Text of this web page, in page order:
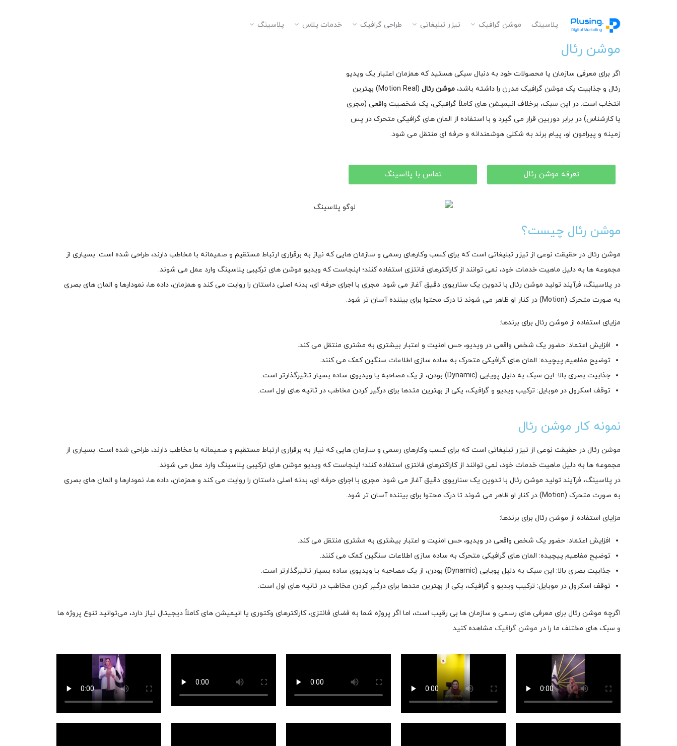
پلاسینگ موشن گرافیک تیزر تبلیغاتی طراحی گرافیک خدمات پلاس پلاسینگ
موشن رئال
اگر برای معرفی سازمان یا محصولات خود به دنبال سبکی هستید که همزمان اعتبار یک ویدیو
رئال و جذابیت یک موشن گرافیک مدرن را داشته باشد، موشن رئال
(Motion Real) بهترین
انتخاب است. در این سبک، برخلاف انیمیشن های کاملاً گرافیکی، یک شخصیت واقعی (مجری
یا کارشناس) در برابر دوربین قرار می گیرد و با استفاده از المان های گرافیکی متحرک در پس
زمینه و پیرامون او، پیام برند به شکلی هوشمندانه و حرفه ای منتقل می شود.
تعرفه موشن رئال تماس با پلاسینگ
موشن رئال چیست؟
موشن رئال در حقیقت نوعی از تیزر تبلیغاتی است که برای کسب وکارهای رسمی و سازمان هایی که نیاز به برقراری ارتباط مستقیم و صمیمانه با مخاطب دارند، طراحی شده است. بسیاری از
مجموعه ها به دلیل ماهیت خدمات خود، نمی توانند از کاراکترهای فانتزی استفاده کنند؛ اینجاست که ویدیو موشن های ترکیبی پلاسینگ وارد عمل می شوند.
در پلاسینگ، فرآیند تولید موشن رئال با تدوین یک سناریوی دقیق آغاز می شود. مجری با اجرای حرفه ای، بدنه اصلی داستان را روایت می کند و همزمان، داده ها، نمودارها و المان های بصری
به صورت متحرک (Motion) در کنار او ظاهر می شوند تا درک محتوا برای بیننده آسان تر شود.
مزایای استفاده از موشن رئال برای برندها:
افزایش اعتماد: حضور یک شخص واقعی در ویدیو، حس امنیت و اعتبار بیشتری به مشتری منتقل می کند.
توضیح مفاهیم پیچیده: المان های گرافیکی متحرک به ساده سازی اطلاعات سنگین کمک می کنند.
جذابیت بصری بالا: این سبک به دلیل پویایی (Dynamic) بودن، از یک مصاحبه یا ویدیوی ساده بسیار تاثیرگذارتر است.
توقف اسکرول در موبایل: ترکیب ویدیو و گرافیک، یکی از بهترین متدها برای درگیر کردن مخاطب در ثانیه های اول است.
نمونه کار موشن رئال
موشن رئال در حقیقت نوعی از تیزر تبلیغاتی است که برای کسب وکارهای رسمی و سازمان هایی که نیاز به برقراری ارتباط مستقیم و صمیمانه با مخاطب دارند، طراحی شده است. بسیاری از
مجموعه ها به دلیل ماهیت خدمات خود، نمی توانند از کاراکترهای فانتزی استفاده کنند؛ اینجاست که ویدیو موشن های ترکیبی پلاسینگ وارد عمل می شوند.
در پلاسینگ، فرآیند تولید موشن رئال با تدوین یک سناریوی دقیق آغاز می شود. مجری با اجرای حرفه ای، بدنه اصلی داستان را روایت می کند و همزمان، داده ها، نمودارها و المان های بصری
به صورت متحرک (Motion) در کنار او ظاهر می شوند تا درک محتوا برای بیننده آسان تر شود.
مزایای استفاده از موشن رئال برای برندها:
افزایش اعتماد: حضور یک شخص واقعی در ویدیو، حس امنیت و اعتبار بیشتری به مشتری منتقل می کند.
توضیح مفاهیم پیچیده: المان های گرافیکی متحرک به ساده سازی اطلاعات سنگین کمک می کنند.
جذابیت بصری بالا: این سبک به دلیل پویایی (Dynamic) بودن، از یک مصاحبه یا ویدیوی ساده بسیار تاثیرگذارتر است.
توقف اسکرول در موبایل: ترکیب ویدیو و گرافیک، یکی از بهترین متدها برای درگیر کردن مخاطب در ثانیه های اول است.
اگرچه موشن رئال برای معرفی های رسمی و سازمان ها بی رقیب است، اما اگر پروژه شما به فضای فانتزی، کاراکترهای وکتوری یا انیمیشن های کاملاً دیجیتال نیاز دارد، می‌توانید تنوع پروژه ها
و سبک های مختلف ما را در موشن گرافیکمشاهده کنید.